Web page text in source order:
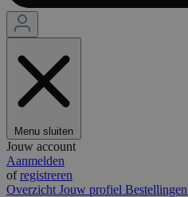
Menu sluiten
Jouw account
Aanmelden
ofregistreren
Overzicht Jouw profiel Bestellingen